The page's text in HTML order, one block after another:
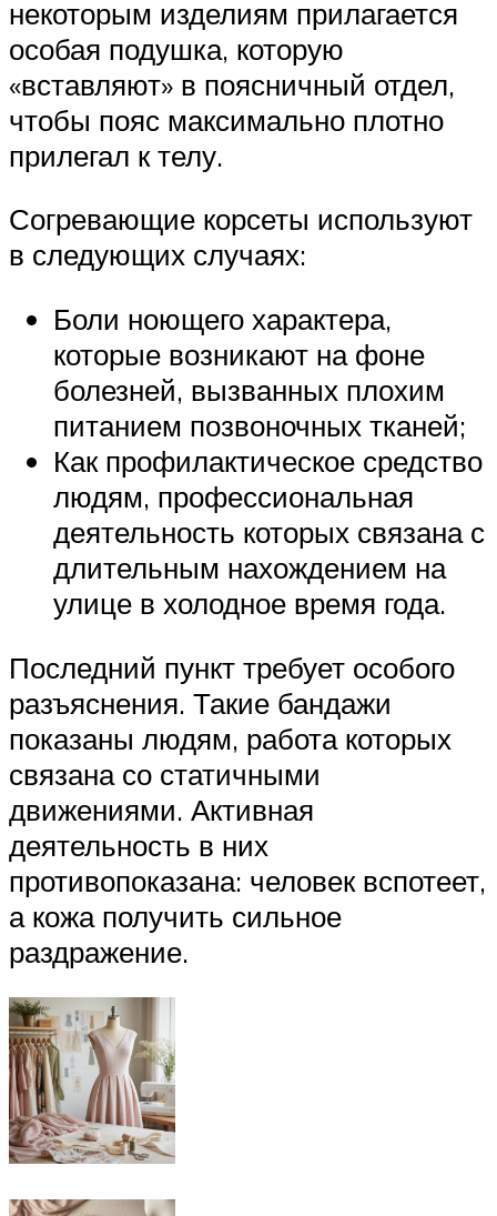
некоторым изделиям прилагается
особая подушка, которую
«вставляют» в поясничный отдел,
чтобы пояс максимально плотно
прилегал к телу.
Согревающие корсеты используют
в следующих случаях:
Боли ноющего характера,
которые возникают на фоне
болезней, вызванных плохим
питанием позвоночных тканей;
Как профилактическое средство
людям, профессиональная
деятельность которых связана с
длительным нахождением на
улице в холодное время года.
Последний пункт требует особого
разъяснения. Такие бандажи
показаны людям, работа которых
связана со статичными
движениями. Активная
деятельность в них
противопоказана: человек вспотеет,
а кожа получить сильное
раздражение.